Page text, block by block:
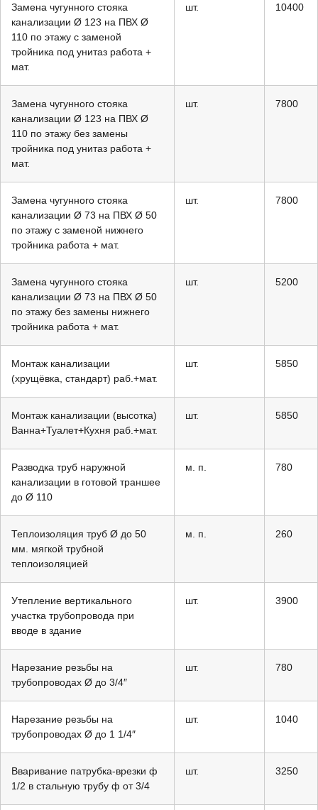
Замена чугунного стояка
канализации Ø 123 на ПВХ Ø
110 по этажу с заменой
тройника под унитаз работа +
мат.
шт. 10400
Замена чугунного стояка
канализации Ø 123 на ПВХ Ø
110 по этажу без замены
тройника под унитаз работа +
мат.
шт. 7800
Замена чугунного стояка
канализации Ø 73 на ПВХ Ø 50
по этажу с заменой нижнего
тройника работа + мат.
шт. 7800
Замена чугунного стояка
канализации Ø 73 на ПВХ Ø 50
по этажу без замены нижнего
тройника работа + мат.
шт. 5200
Монтаж канализации
(хрущёвка, стандарт) раб.+мат.
шт. 5850
Монтаж канализации (высотка)
Ванна+Туалет+Кухня раб.+мат.
шт. 5850
Разводка труб наружной
канализации в готовой траншее
до Ø 110
м. п. 780
Теплоизоляция труб Ø до 50
мм. мягкой трубной
теплоизоляцией
м. п. 260
Утепление вертикального
участка трубопровода при
вводе в здание
шт. 3900
Нарезание резьбы на
трубопроводах Ø до 3/4″
шт. 780
Нарезание резьбы на
трубопроводах Ø до 1 1/4″
шт. 1040
Вваривание патрубка-врезки ф
1/2 в стальную трубу ф от 3/4
шт. 3250